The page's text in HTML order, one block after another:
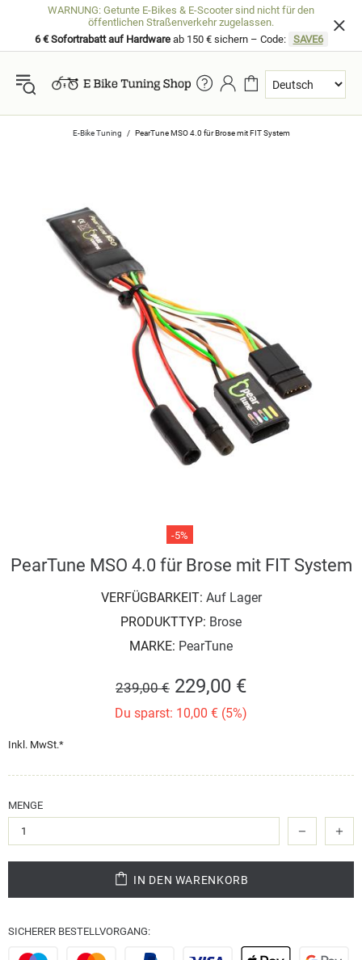
WARNUNG: Getunte E-Bikes & E-Scooter sind nicht für den
öffentlichen Straßenverkehr zugelassen.
6 € Sofortrabatt auf Hardwareab 150 € sichern – Code: SAVE6
E-Bike Tuning PearTune MSO 4.0 für Brose mit FIT System
-5%
PearTune MSO 4.0 für Brose mit FIT System
VERFÜGBARKEIT: Auf Lager
PRODUKTTYP: Brose
MARKE: PearTune
239,00 € 229,00 €
Du sparst: 10,00 € (5%)
Inkl. MwSt.*
MENGE
IN DEN WARENKORB
SICHERER BESTELLVORGANG: